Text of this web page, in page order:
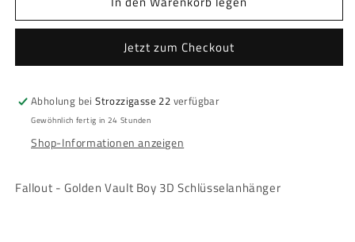
Fallout
Vault
3D
Metal
Schlüsselanhänger
Fallout
Golden
Vault
3D
Metal
Schlüsselanhänger
Jetzt zum Checkout
Abholung beiStrozzigasse 22 verfügbar
Gewöhnlich fertig in 24 Stunden
Shop-Informationen anzeigen
Fallout - Golden Vault Boy 3D Schlüsselanhänger